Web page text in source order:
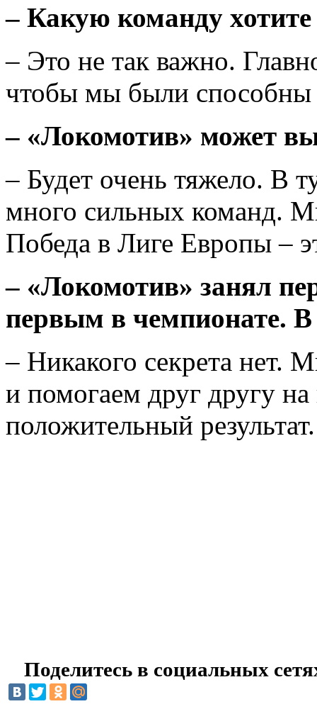
– Какую команду
– Это не так важно.
чтобы мы были способны
– «Локомотив» может
– Будет очень тяжело. В
много сильных команд.
Победа в Лиге Европы –
– «Локомотив» занял
первым в чемпионате. В
– Никакого секрета нет.
и помогаем друг другу на
положительный результат.
Поделитесь в социальных